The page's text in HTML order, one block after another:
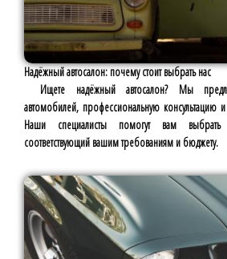
Надёжный автосалон: почему стоит выбрать нас
Ищете надёжный автосалон? Мы
автомобилей, профессиональную
Наши специалисты помогут вам выбрать
соответствующий вашим требованиям и бюджету.